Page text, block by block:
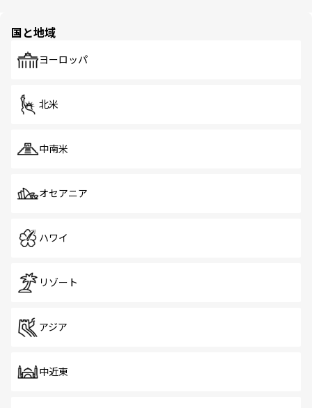
で、ホーカーズは地元の風情を楽しめる外せないスポット
国と地域
ヨーロッパ
北米
中南米
オセアニア
ハワイ
リゾート
アジア
中近東